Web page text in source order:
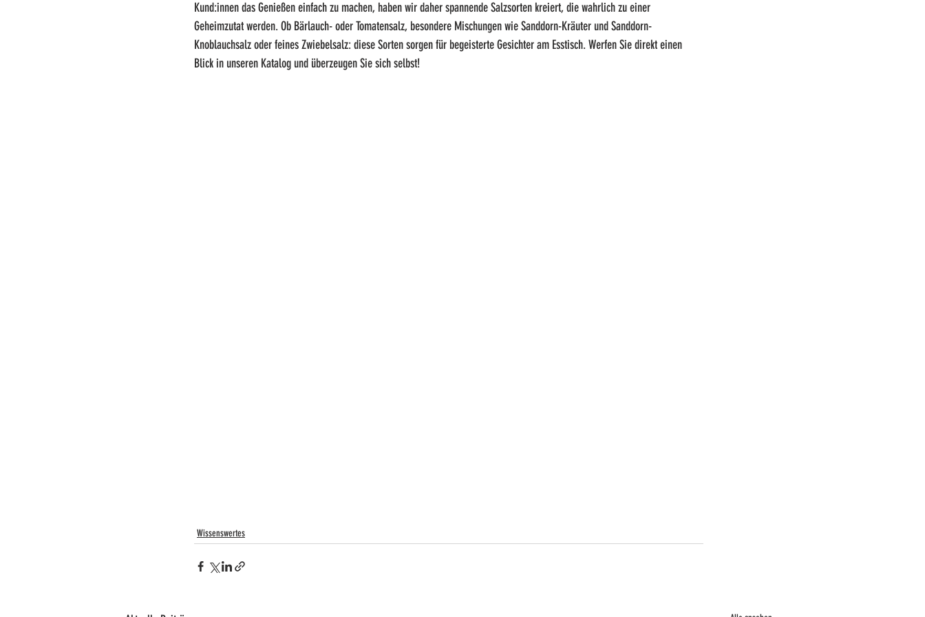
Kund:innen das Genießen einfach zu machen, haben wir daher spannende Salzsorten kreiert, die wahrlich zu einer
Geheimzutat werden. Ob Bärlauch- oder Tomatensalz, besondere Mischungen wie Sanddorn-Kräuter und Sanddorn-
Knoblauchsalz oder feines Zwiebelsalz: diese Sorten sorgen für begeisterte Gesichter am Esstisch. Werfen Sie direkt einen
Blick in unseren Katalog und überzeugen Sie sich selbst!
Wissenswertes